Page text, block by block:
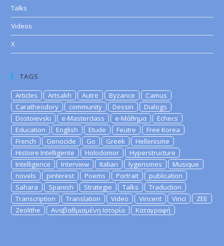
Talks
Videos
X
TAGS
Articles Artsakh Autre Byzance
Camus
Caratheodory
community Dessin
Dialogs
Dostoievski
e-Masterclass e-Μάθημα
Echecs
Education
English Etude Feutre
Free Korea
French
Genocide Go Greek
Hellenisme
Histoire Intelligente
Holodomor
Hyperstructure
Intelligence
Interview Italian lygerismes
Musique
novels
pinterest Poems Portrait
publication
Sahara
Spanish Strategie Talks
Traduction
Transcription
Translation Video Vincent Vinci
ZEE
Zeolithe
Αναβαθμισμένη Ιστορία Καταγραφή